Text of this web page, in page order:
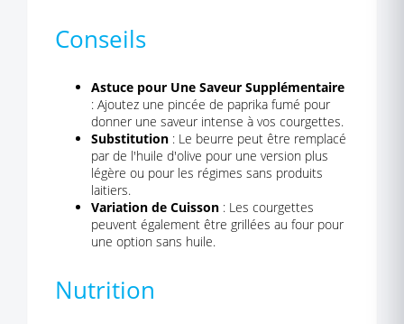
Conseils
Astuce pour Une Saveur Supplémentaire
: Ajoutez une pincée de paprika fumé pour
donner une saveur intense à vos courgettes.
Substitution : Le beurre peut être remplacé
par de l'huile d'olive pour une version plus
légère ou pour les régimes sans produits
laitiers.
Variation de Cuisson : Les courgettes
peuvent également être grillées au four pour
une option sans huile.
Nutrition